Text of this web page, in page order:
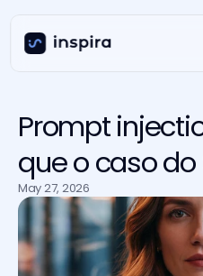
Prompt
que o caso do
May 27, 2026